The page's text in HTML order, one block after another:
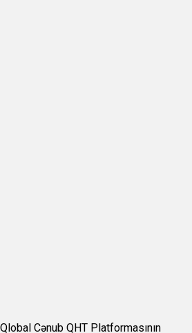
Cənub QHT Platformasının